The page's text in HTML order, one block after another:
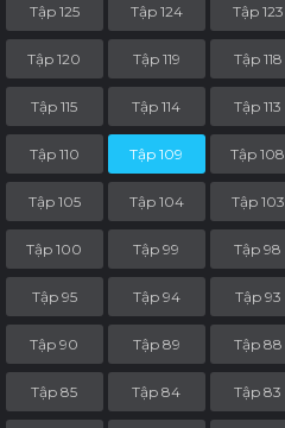
Tập 125 Tập 124 Tập 123
Tập 120 Tập 119 Tập 118
Tập 115 Tập 114 Tập 113
Tập 110 Tập 109 Tập 108
Tập 105 Tập 104 Tập 103
Tập 100 Tập 99 Tập 98
Tập 95 Tập 94 Tập 93
Tập 90 Tập 89 Tập 88
Tập 85 Tập 84 Tập 83